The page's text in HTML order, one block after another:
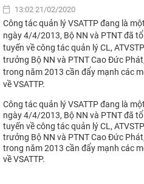
13:02 21/02/2020
Công tác quản lý VSATTP đang là
ngày 4/4/2013, Bộ NN và PTNT đã
tuyến về công tác quản lý CL,
trưởng Bộ NN và PTNT Cao Đức
trong năm 2013 cần đẩy mạnh các
về VSATTP.
Công tác quản lý VSATTP đang là
ngày 4/4/2013, Bộ NN và PTNT đã
tuyến về công tác quản lý CL,
trưởng Bộ NN và PTNT Cao Đức
trong năm 2013 cần đẩy mạnh các
về VSATTP.